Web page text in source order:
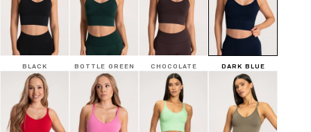
BLACK BOTTLE GREEN CHOCOLATE DARK BLUE